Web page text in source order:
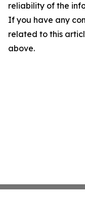
reliability of the
If you have any
related to this
above.